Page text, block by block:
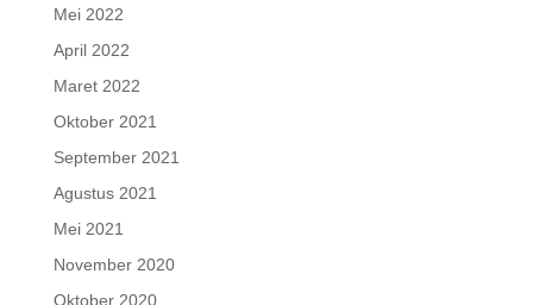
Mei 2022
April 2022
Maret 2022
Oktober 2021
September 2021
Agustus 2021
Mei 2021
November 2020
Oktober 2020